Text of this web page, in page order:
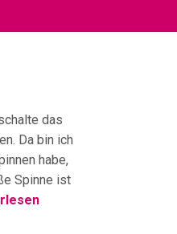
das
Da bin ich
habe,
Spinne ist